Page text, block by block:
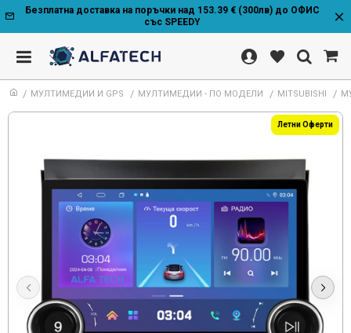
Безплатна доставка на поръчки над 153.39 € (300лв) до ОФИС
със SPEEDY
МУЛТИМЕДИИ И GPS МУЛТИМЕДИИ - ПО МОДЕЛИ MITSUBISHI
Летни Оферти